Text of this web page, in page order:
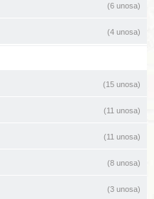
(6 unosa)
(4 unosa)
(15 unosa)
(11 unosa)
(11 unosa)
(8 unosa)
(3 unosa)